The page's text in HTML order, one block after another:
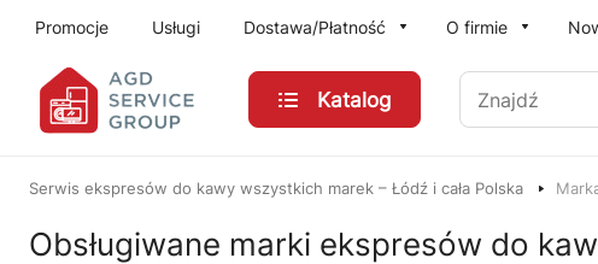
Promocje Usługi Dostawa/Płatność O firmie
Katalog
Znajdź
Serwis ekspresów do kawy wszystkich marek – Łódź i cała Polska
Obsługiwane marki ekspresów do